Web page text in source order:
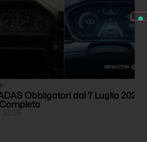
dal 7 Luglio 2026: la